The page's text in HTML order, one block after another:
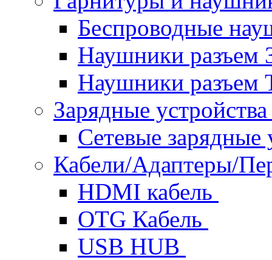
Беспроводные
Наушники разъем
Наушники разъем
Зарядные
Сетевые зарядные
Кабели/Адаптеры/
HDMI кабель
OTG Кабель
USB HUB